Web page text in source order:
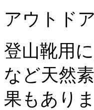
アウトド
登山靴用
など天然
果もありま